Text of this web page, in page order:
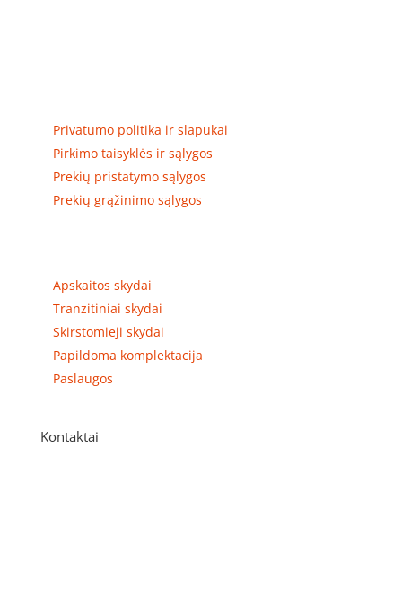
Privatumo politika ir slapukai
Pirkimo taisyklės ir sąlygos
Prekių pristatymo sąlygos
Prekių grąžinimo sąlygos
Apskaitos skydai
Tranzitiniai skydai
Skirstomieji skydai
Papildoma komplektacija
Paslaugos
Kontaktai